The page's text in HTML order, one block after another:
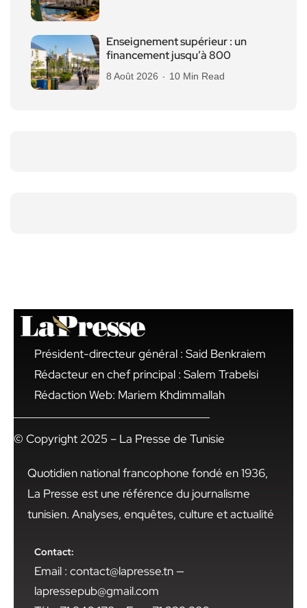
Enseignement supérieur : un
financement jusqu’à 800
8 Août 2026 10 Min Read
Président-directeur général : Said Benkraiem
Rédacteur en chef principal : Salem Trabelsi
Rédaction Web: Mariem Khdimmallah
© Copyright 2025 – La Presse de Tunisie
Quotidien national francophone fondé en 1936,
La Presse est une référence du journalisme
tunisien. Analyses, enquêtes, culture et actualité
Contact:
Email : contact@lapresse.tn —
lapressepub@gmail.com